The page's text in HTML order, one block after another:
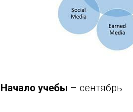
Начало учебы – сентябрь